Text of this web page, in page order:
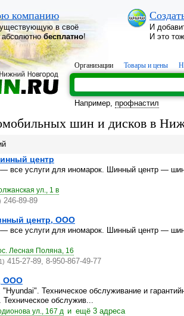
компанию
в своё
абсолютнобесплатно!
И
И это
Организации Товары и цены
Например, профнастил
шин и дисков в
центр
все услуги для иномарок. Шинный центр —
ул., 1 в
246-89-89
центр, ООО
все услуги для иномарок. Шинный центр —
Лесная Поляна, 16
415-27-89, 8-950-867-49-77
ООО
Техническое обслуживание и
обслужив...
ул., 167 д и ещё 3 адреса